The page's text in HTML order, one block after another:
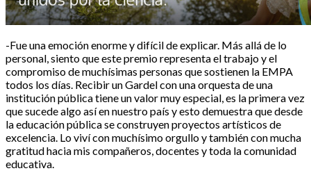
-Fue una emoción enorme y difícil de explicar. Más allá de lo
personal, siento que este premio representa el trabajo y el
compromiso de muchísimas personas que sostienen la EMPA
todos los días. Recibir un Gardel con una orquesta de una
institución pública tiene un valor muy especial, es la primera vez
que sucede algo así en nuestro país y esto demuestra que desde
la educación pública se construyen proyectos artísticos de
excelencia. Lo viví con muchísimo orgullo y también con mucha
gratitud hacia mis compañeros, docentes y toda la comunidad
educativa.